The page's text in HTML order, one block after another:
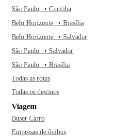
São Paulo ➝ Curitiba
Belo Horizonte ➝ Brasília
Belo Horizonte ➝ Salvador
São Paulo ➝ Salvador
São Paulo ➝ Brasília
Todas as rotas
Todas os destinos
Viagem
Buser Carro
Empresas de ônibus